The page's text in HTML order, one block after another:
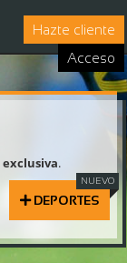
Hazte cliente
Acceso
exclusiva.
DEPORTES